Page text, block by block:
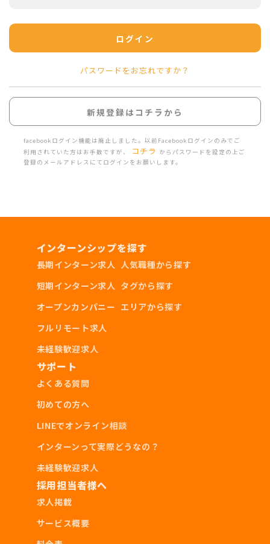
ログイン
パスワードをお忘れですか？
新規登録はコチラから
facebookログイン機能は廃止しました。以前Facebookログインのみでご
利用されていた方はお手数ですが、
コチラ からパスワードを設定の上ご
登録のメールアドレスにてログインをお願いします。
インターンシップを探す
長期インターン求人
短期インターン求人
オープンカンパニー
フルリモート求人
未経験歓迎求人
人気職種から探す
タグから探す
エリアから探す
サポート
よくある質問
初めての方へ
LINEでオンライン相談
インターンって実際どうなの？
未経験歓迎求人
採用担当者様へ
求人掲載
サービス概要